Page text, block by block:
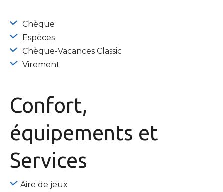
Chèque
Espèces
Chèque-Vacances Classic
Virement
Confort,
équipements et
Services
Aire de jeux